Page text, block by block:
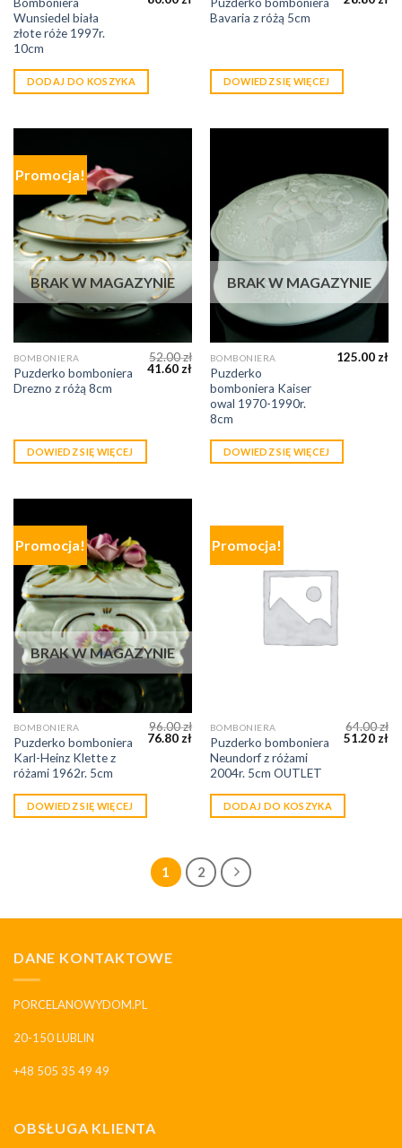
Bomboniera
Wunsiedel biała
złote róże 1997r.
10cm
DODAJ DO KOSZYKA
Puzderko bomboniera
Bavaria z różą 5cm
DOWIEDZ SIĘ WIĘCEJ
Promocja!
BRAK W MAGAZYNIE
BOMBONIERA
Puzderko bomboniera
Drezno z różą 8cm
52.00zł
41.60 zł
DOWIEDZ SIĘ WIĘCEJ
BRAK W MAGAZYNIE
BOMBONIERA
Puzderko
bomboniera Kaiser
owal 1970-1990r.
8cm
125.00 zł
DOWIEDZ SIĘ WIĘCEJ
Promocja!
BRAK W MAGAZYNIE
BOMBONIERA
Puzderko bomboniera
Karl-Heinz Klette z
różami 1962r. 5cm
96.00zł
76.80 zł
DOWIEDZ SIĘ WIĘCEJ
Promocja!
BOMBONIERA
Puzderko bomboniera
Neundorf z różami
2004r. 5cm OUTLET
64.00zł
51.20 zł
DODAJ DO KOSZYKA
1 2
DANE KONTAKTOWE
PORCELANOWYDOM.PL
20-150 LUBLIN
+48 505 35 49 49
OBSŁUGA KLIENTA